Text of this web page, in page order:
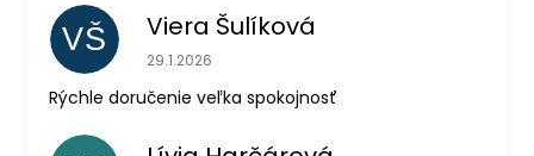
VŠ Viera Šulíková
Hodnotenie obchodu je 5 z 5 hviezdičiek.
29.1.2026
Rýchle doručenie veľka spokojnosť